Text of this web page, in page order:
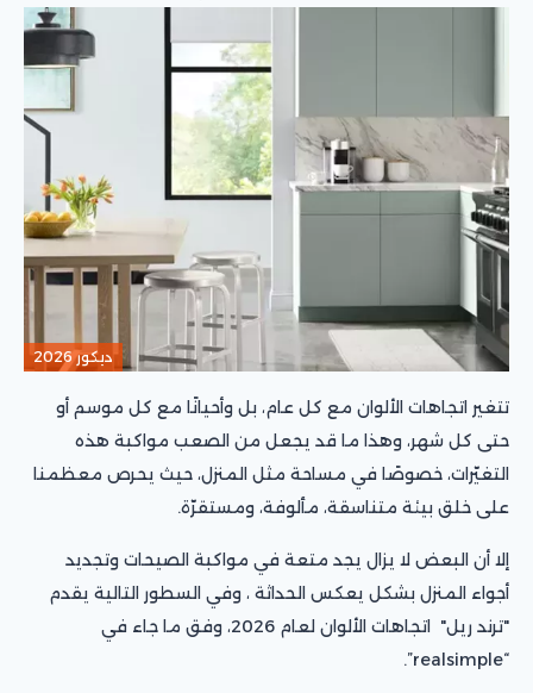
ديكور 2026
تتغير اتجاهات الألوان مع كل عام، بل وأحيانًا مع كل موسم أو
حتى كل شهر، وهذا ما قد يجعل من الصعب مواكبة هذه
التغيّرات، خصوصًا في مساحة مثل المنزل، حيث يحرص معظمنا
على خلق بيئة متناسقة، مألوفة، ومستقرّة.
إلا أن البعض لا يزال يجد متعة في مواكبة الصيحات وتجديد
أجواء المنزل بشكل يعكس الحداثة ، وفي السطور التالية يقدم
"ترند ريل" اتجاهات الألوان لعام 2026، وفق ما جاء في
“realsimple”.